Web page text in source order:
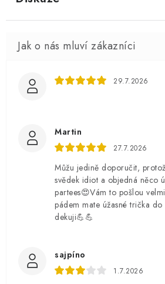
29.7.2026
Martin
27.7.2026
Můžu jedině doporučit,
svědek idiot a objedná něco
partees😍Vám to pošlou
pádem mate úžasné trička
dekuji💪💪
sajpíno
1.7.2026